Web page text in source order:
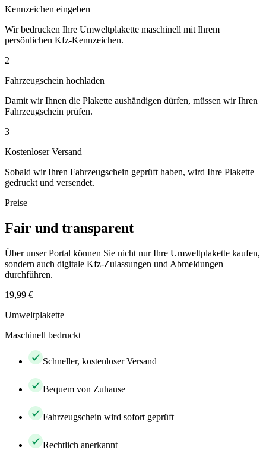
Kennzeichen eingeben
Wir bedrucken Ihre Umweltplakette maschinell mit Ihrem
persönlichen Kfz-Kennzeichen.
2
Fahrzeugschein hochladen
Damit wir Ihnen die Plakette aushändigen dürfen, müssen wir Ihren
Fahrzeugschein prüfen.
3
Kostenloser Versand
Sobald wir Ihren Fahrzeugschein geprüft haben, wird Ihre Plakette
gedruckt und versendet.
Preise
Fair und transparent
Über unser Portal können Sie nicht nur Ihre Umweltplakette kaufen,
sondern auch digitale Kfz-Zulassungen und Abmeldungen
durchführen.
19,99 €
Umweltplakette
Maschinell bedruckt
Schneller, kostenloser Versand
Bequem von Zuhause
Fahrzeugschein wird sofort geprüft
Rechtlich anerkannt